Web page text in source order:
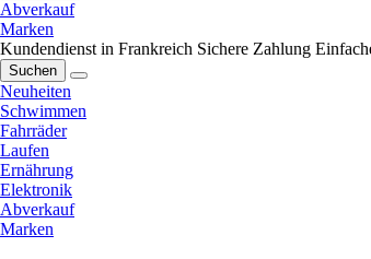
Abverkauf
Marken
Kundendienst in Frankreich Sichere Zahlung
Suchen
Neuheiten
Schwimmen
Fahrräder
Laufen
Ernährung
Elektronik
Abverkauf
Marken